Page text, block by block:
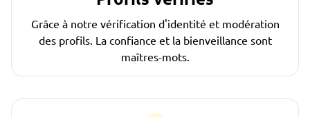
Grâce à notre vérification d'identité et modération
des profils. La confiance et la bienveillance sont
maîtres-mots.